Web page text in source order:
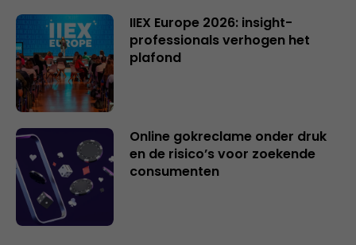
IIEX Europe 2026: insight-
professionals verhogen het
plafond
Online gokreclame onder druk
en de risico’s voor zoekende
consumenten